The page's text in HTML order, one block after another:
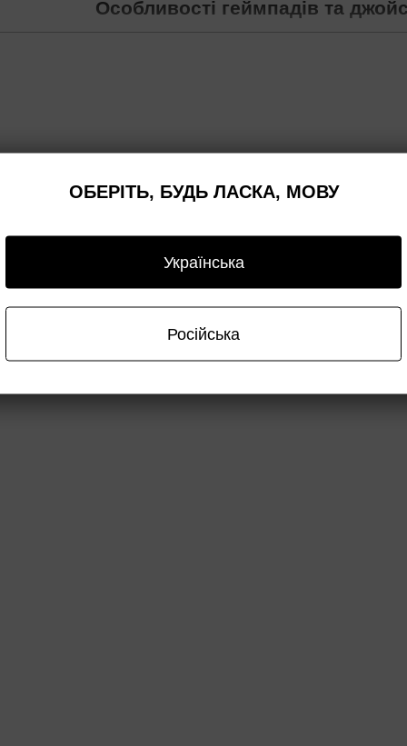
Особливості геймпадів та
контролера, а й динамічні адаптивні
реалістичність та справжнє занурення в ігри
ігрової зброї, нахил авто при різкому вході в
клавіш для швидкого реагування на зміни;
ОБЕРІТЬ, БУДЬ ЛАСКА, МОВУ
Українська
Російська